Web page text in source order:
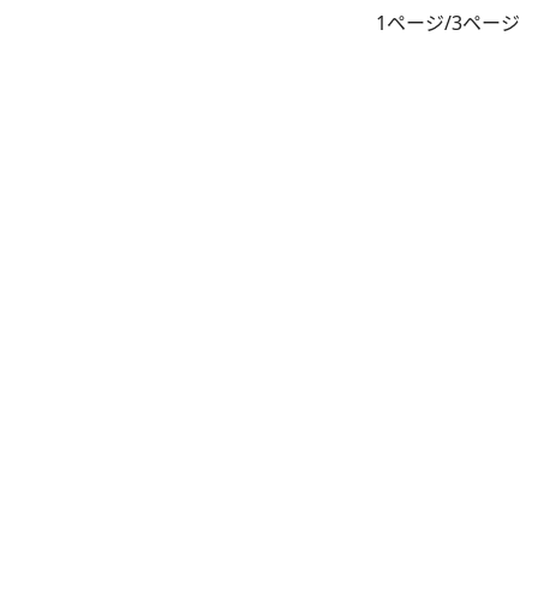
1ページ/3ページ